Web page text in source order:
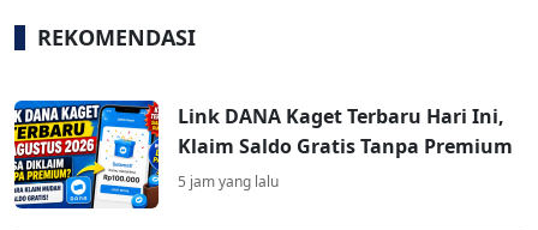
REKOMENDASI
Link DANA Kaget Terbaru Hari Ini,
Klaim Saldo Gratis Tanpa Premium
5 jam yang lalu